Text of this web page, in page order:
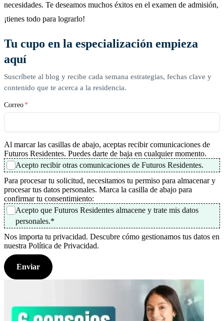
necesidades. Te deseamos muchos éxitos en el examen de admisión,
¡tienes todo para lograrlo!
Tu cupo en la especialización empieza
aquí
Suscríbete al blog y recibe cada semana estrategias, fechas clave y
contenido que te acerca a la residencia.
Correo *
Al marcar las casillas de abajo, aceptas recibir comunicaciones de
Futuros Residentes. Puedes darte de baja en cualquier momento.
Acepto recibir otras comunicaciones de Futuros Residentes.
Para procesar tu solicitud, necesitamos tu permiso para almacenar y
procesar tus datos personales. Marca la casilla de abajo para
confirmar tu consentimiento:
Acepto que Futuros Residentes almacene y trate mis datos
personales.*
Nos importa tu privacidad. Descubre cómo gestionamos tus datos en
nuestra Política de Privacidad.